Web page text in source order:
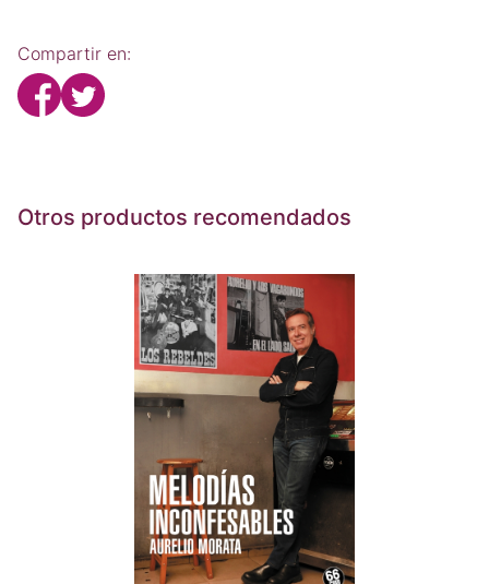
Compartir en:
Otros productos recomendados